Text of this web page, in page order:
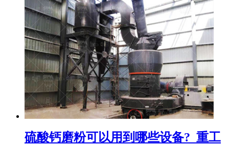
硫酸钙磨粉可以用到哪些设备?_重工